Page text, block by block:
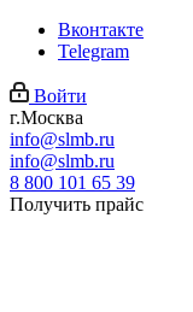
Вконтакте
Telegram
Войти
г.Москва
info@slmb.ru
info@slmb.ru
8 800 101 65 39
Получить прайс